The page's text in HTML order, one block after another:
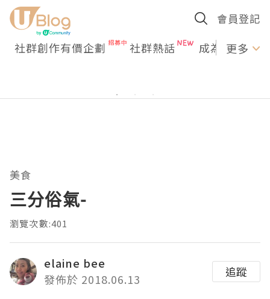
會員登記
社群創作有價企劃 社群熱話 成為U更多
美食
三分俗氣-
瀏覽次數:401
elaine bee
發佈於 2018.06.13
追蹤